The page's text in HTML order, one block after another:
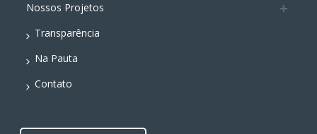
Nossos Projetos
Transparência
Na Pauta
Contato